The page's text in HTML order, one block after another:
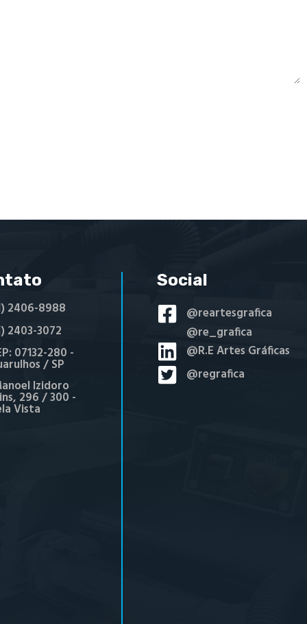
2406-8988
2403-3072
07132-280 -
/ SP
Izidoro
296 / 300 -
Vista
Social
@reartesgrafica
@re_grafica
@R.E Artes Gráficas
@regrafica